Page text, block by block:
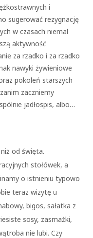
i
sugerować rezygnację
w czasach niemal
aktywność
za rzadko i za rzadko
nawyki żywieniowe
pokoleń starszych
zaczniemy
jadłospis, albo…
od święta.
stołówek, a
o istnieniu typowo
teraz wizytę u
bigos, sałatka z
sosy, zasmażki,
nie lubi. Czy